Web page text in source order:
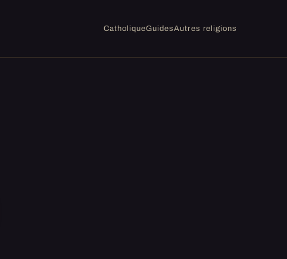
CatholiqueGuidesAutres religions